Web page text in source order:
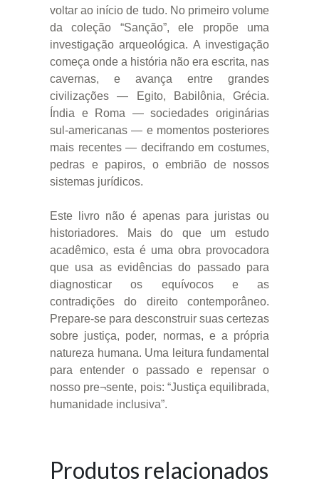
voltar ao início de tudo. No primeiro volume
da coleção “Sanção”, ele propõe uma
investigação arqueológica. A investigação
começa onde a história não era escrita, nas
cavernas, e avança entre grandes
civilizações — Egito, Babilônia, Grécia.
Índia e Roma — sociedades originárias
sul-americanas — e momentos posteriores
mais recentes — decifrando em costumes,
pedras e papiros, o embrião de nossos
sistemas jurídicos.
Este livro não é apenas para juristas ou
historiadores. Mais do que um estudo
acadêmico, esta é uma obra provocadora
que usa as evidências do passado para
diagnosticar os equívocos e as
contradições do direito contemporâneo.
Prepare-se para desconstruir suas certezas
sobre justiça, poder, normas, e a própria
natureza humana. Uma leitura fundamental
para entender o passado e repensar o
nosso pre¬sente, pois: “Justiça equilibrada,
humanidade inclusiva”.
Produtos relacionados